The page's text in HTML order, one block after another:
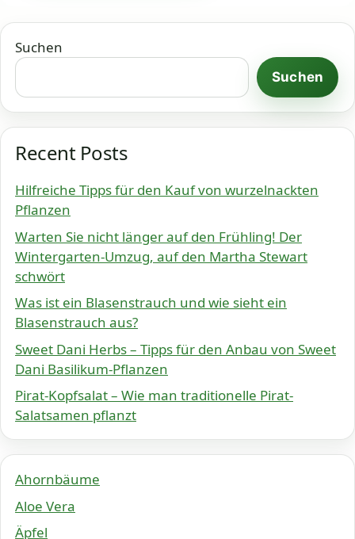
Suchen
Suchen
Recent Posts
Hilfreiche Tipps für den Kauf von wurzelnackten
Pflanzen
Warten Sie nicht länger auf den Frühling! Der
Wintergarten-Umzug, auf den Martha Stewart
schwört
Was ist ein Blasenstrauch und wie sieht ein
Blasenstrauch aus?
Sweet Dani Herbs – Tipps für den Anbau von Sweet
Dani Basilikum-Pflanzen
Pirat-Kopfsalat – Wie man traditionelle Pirat-
Salatsamen pflanzt
Ahornbäume
Aloe Vera
Äpfel